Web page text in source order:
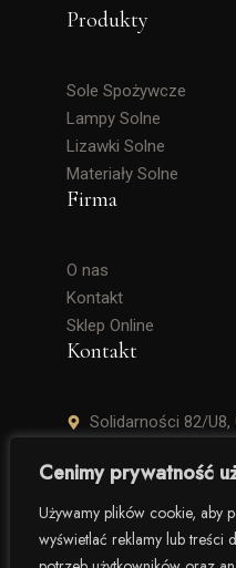
Cenimy prywatność
Używamy plików cookie, aby
wyświetlać reklamy lub treści
Produkty
Sole Spożywcze
Lampy Solne
Lizawki Solne
Materiały Solne
Firma
O nas
Kontakt
Sklep Online
Kontakt
Solidarności 82/
+48 506 504 900
Pon. – Pt. 8:00 –